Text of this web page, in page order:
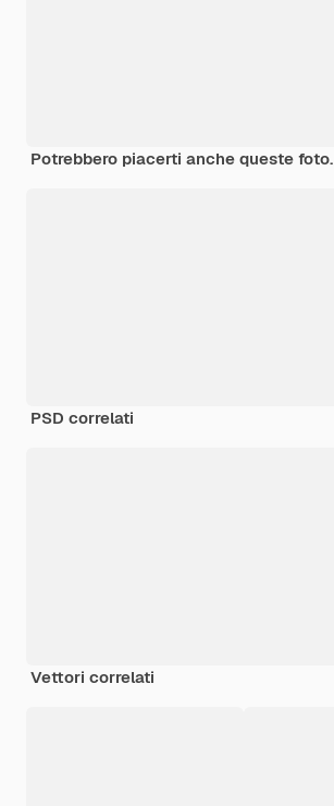
Potrebbero piacerti anche queste foto.
PSD correlati
Vettori correlati